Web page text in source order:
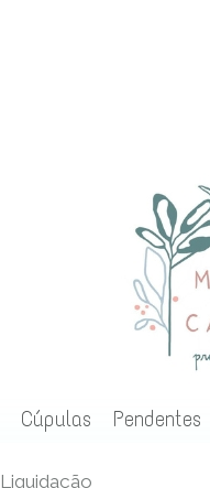
Cúpulas Pendentes
Liquidação